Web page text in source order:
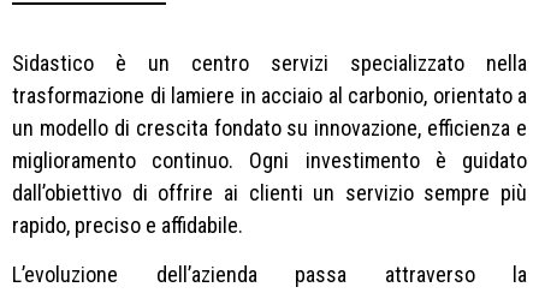
Sidastico è un centro servizi specializzato nella
trasformazione di lamiere in acciaio al carbonio, orientato a
un modello di crescita fondato su innovazione, efficienza e
miglioramento continuo. Ogni investimento è guidato
dall’obiettivo di offrire ai clienti un servizio sempre più
rapido, preciso e affidabile.
L’evoluzione dell’azienda passa attraverso la